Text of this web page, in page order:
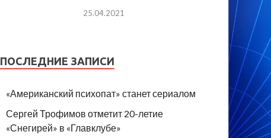
25.04.2021
ПОСЛЕДНИЕ ЗАПИСИ
«Американский психопат» станет сериалом
Сергей Трофимов отметит 20-летие
«Снегирей» в «Главклубе»